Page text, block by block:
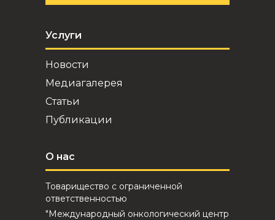
Услуги
Новости
Медиагалерея
Статьи
Публикации
О нас
Товарищество с ограниченной
ответственностью
"Международный онкологический центр